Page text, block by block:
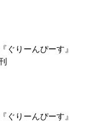
りーんぴーす』
りーんぴーす』